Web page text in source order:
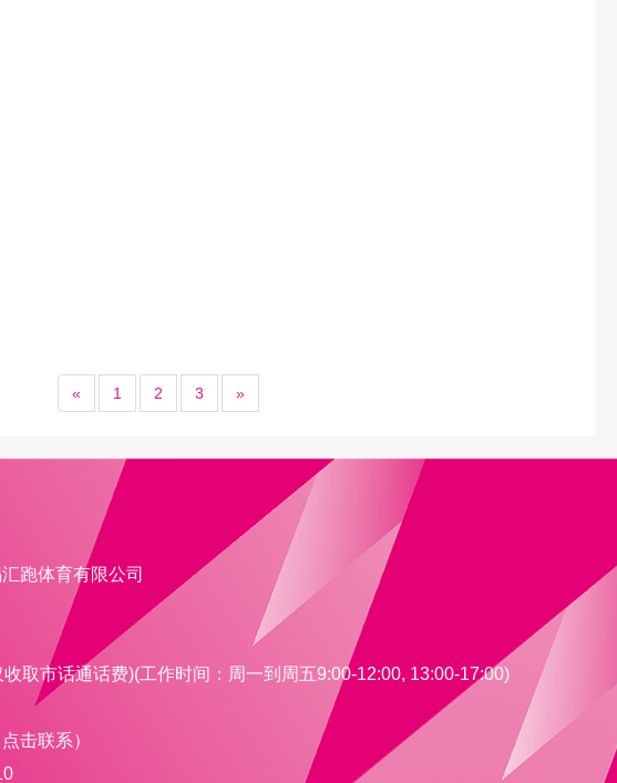
« 1 2 3 »
跑体育有限公司
取市话通话费)(工作时间：周一到周五9:00-12:00, 13:00-17:00)
击联系）